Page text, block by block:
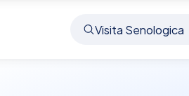
Visita Senologica Thiene